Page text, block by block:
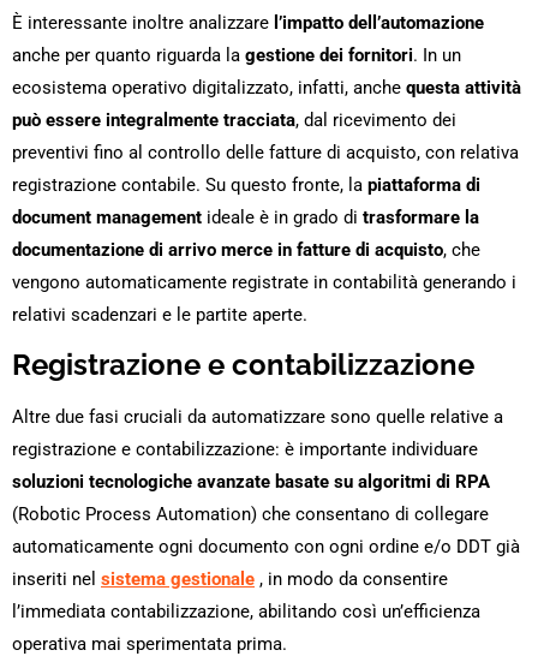
È interessante inoltre analizzare l’impatto dell’automazione
anche per quanto riguarda la gestione dei fornitori. In un
ecosistema operativo digitalizzato, infatti, anche questa attività
può essere integralmente tracciata, dal ricevimento dei
preventivi fino al controllo delle fatture di acquisto, con relativa
registrazione contabile. Su questo fronte, la piattaforma di
document management ideale è in grado di trasformare la
documentazione di arrivo merce in fatture di acquisto, che
vengono automaticamente registrate in contabilità generando i
relativi scadenzari e le partite aperte.
Registrazione e contabilizzazione
Altre due fasi cruciali da automatizzare sono quelle relative a
registrazione e contabilizzazione: è importante individuare
soluzioni tecnologiche avanzate basate su algoritmi di RPA
(Robotic Process Automation) che consentano di collegare
automaticamente ogni documento con ogni ordine e/o DDT già
inseriti nel sistema gestionale , in modo da consentire
l’immediata contabilizzazione, abilitando così un’efficienza
operativa mai sperimentata prima.